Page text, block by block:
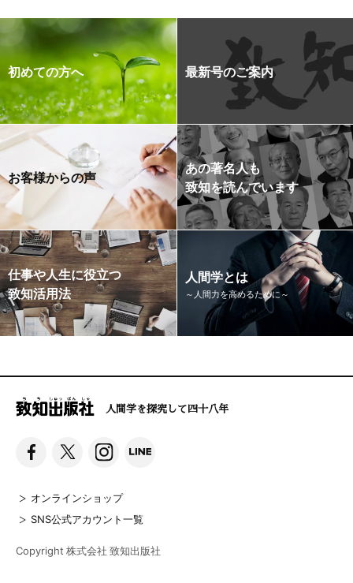
初めての方へ 最新号のご案内
お客様からの声
あの著名人も
致知を読んでいます
仕事や人生に役立つ
致知活用法
人間学とは
～人間力を高めるために～
人間学を探究して四十八年
オンラインショップ
SNS公式アカウント一覧
Copyright 株式会社 致知出版社